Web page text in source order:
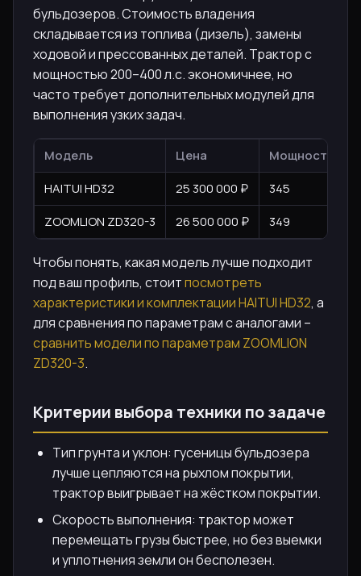
бульдозеров. Стоимость владения
складывается из топлива (дизель), замены
ходовой и прессованных деталей. Трактор с
мощностью 200–400 л.с. экономичнее, но
часто требует дополнительных модулей для
выполнения узких задач.
Модель Цена
Мощность, л.с.
HAITUI HD32
25 300 000 ₽
345
ZOOMLION ZD320-3
26 500 000 ₽ 349
Чтобы понять, какая модель лучше подходит
под ваш профиль, стоитпосмотреть
характеристики и комплектации HAITUI HD32, а
для сравнения по параметрам с аналогами –
сравнить модели по параметрам ZOOMLION
ZD320-3.
Критерии выбора техники по задаче
Тип грунта и уклон: гусеницы бульдозера
лучше цепляются на рыхлом покрытии,
трактор выигрывает на жёстком покрытии.
Скорость выполнения: трактор может
перемещать грузы быстрее, но без выемки
и уплотнения земли он бесполезен.